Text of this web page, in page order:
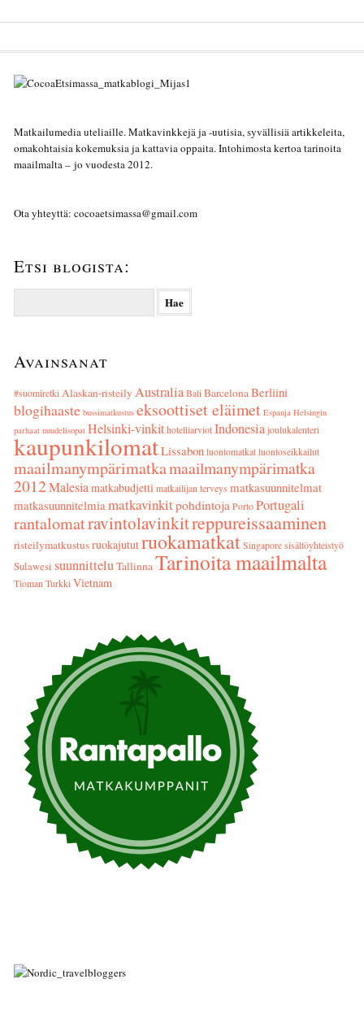
Matkailumedia uteliaille. Matkavinkkejä ja -uutisia, syvällisiä artikkeleita,
omakohtaisia kokemuksia ja kattavia oppaita. Intohimosta kertoa tarinoita
maailmalta – jo vuodesta 2012.
Ota yhteyttä: cocoaetsimassa@gmail.com
Etsi blogista:
Avainsanat
#suomiretki Alaskan-risteily Australia Bali BarcelonaBerliini
blogihaaste bussimatkustus eksoottiset eläimet Espanja Helsingin
parhaat nuudelisopat Helsinki-vinkit hotelliarviot Indonesia joulukalenteri
kaupunkilomatLissabon luontomatkat luontoseikkailut
maailmanympärimatkamaailmanympärimatka
2012Malesiamatkabudjetti matkailijan terveys matkasuunnitelmat
matkasuunnitelmiamatkavinkitpohdintoja Porto Portugali
rantalomatravintolavinkitreppureissaaminen
risteilymatkustusruokajututruokamatkat Singapore sisältöyhteistyö
Sulawesi suunnitteluTallinnaTarinoita maailmalta
Tioman Turkki Vietnam